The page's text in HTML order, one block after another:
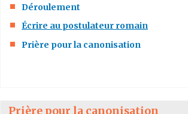
Déroulement
Écrire au postulateur romain
Prière pour la canonisation
Prière pour la canonisation